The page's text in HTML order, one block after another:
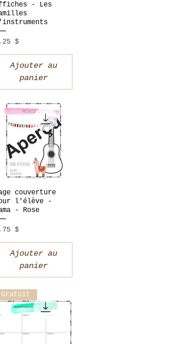
Aperçu rapide
- Les
$
Ajouter au
panier
Aperçu rapide
couverture
l'élève -
- Rose
$
Ajouter au
panier
Gratuit